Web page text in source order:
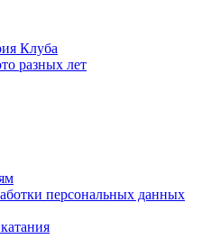
Клуба
разных лет
персональных данных